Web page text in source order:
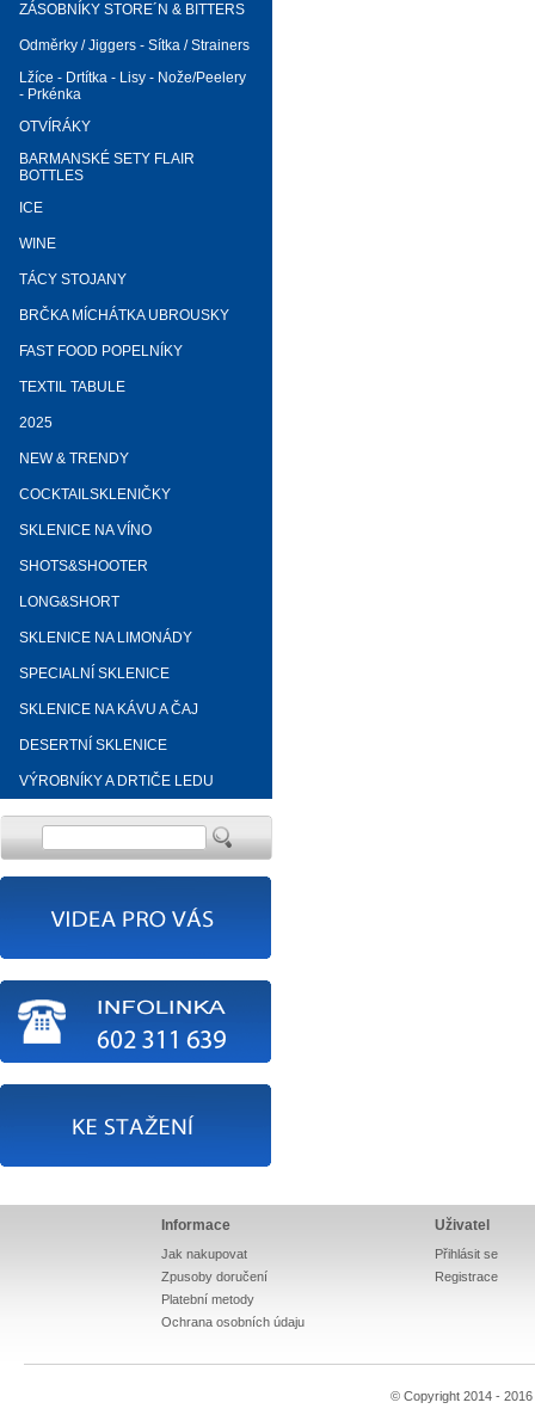
ZÁSOBNÍKY STORE´N & BITTERS
Odměrky / Jiggers - Sítka / Strainers
Lžíce - Drtítka - Lisy - Nože/Peelery
- Prkénka
OTVÍRÁKY
BARMANSKÉ SETY FLAIR
BOTTLES
ICE
WINE
TÁCY STOJANY
BRČKA MÍCHÁTKA UBROUSKY
FAST FOOD POPELNÍKY
TEXTIL TABULE
2025
NEW & TRENDY
COCKTAILSKLENIČKY
SKLENICE NA VÍNO
SHOTS&SHOOTER
LONG&SHORT
SKLENICE NA LIMONÁDY
SPECIALNÍ SKLENICE
SKLENICE NA KÁVU A ČAJ
DESERTNÍ SKLENICE
VÝROBNÍKY A DRTIČE LEDU
Informace
Jak nakupovat
Zpusoby doručení
Platební metody
Ochrana osobních údaju
Uživatel
Přihlásit se
Registrace
© Copyright 2014 - 2016